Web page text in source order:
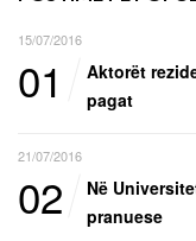
15/07/2016
01
Aktorët
pagat
21/07/2016
02
Në
pranuese